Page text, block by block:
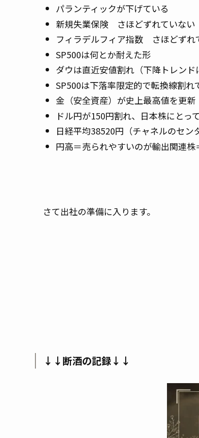
パランティックが下げている
新規失業保険 さほどずれていない
フィラデルフィア指数 さほどずれ
SP500は何とか耐えた形
ダウは直近安値割れ（下降トレン
SP500は下落率限定的で転換線割れ
金（安全資産）が史上最高値を更新
ドル円が150円割れ、日本株にとっ
日経平均38520円（チャネルのセ
円高＝売られやすいのが輸出関連株
さて出社の準備に入ります。
↓↓断酒の記録↓↓